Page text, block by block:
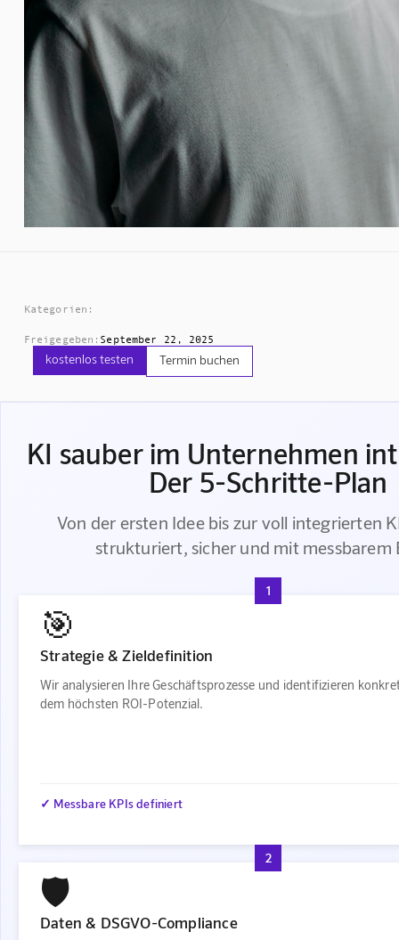
Kategorien:
Freigegeben: September 22, 2025
kostenlos testen Termin buchen
KI sauber im Unternehmen
Der 5-Schritte-Plan
Von der ersten Idee bis zur voll integrierten
strukturiert, sicher und mit messbarem
1
🎯
Strategie & Zieldefinition
Wir analysieren Ihre Geschäftsprozesse und identifizieren
dem höchsten ROI-Potenzial.
✓ Messbare KPIs definiert
2
🛡️
Daten & DSGVO-Compliance